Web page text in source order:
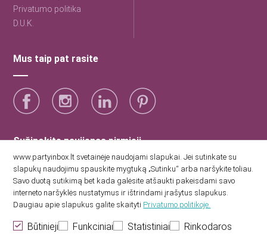
Privatumo politika
D.U.K.
Mus taip pat rasite
Sužinokite naujienas pirmieji
Sutinku su Party Inbox privatumo politika.
www.partyinbox.lt svetainėje naudojami slapukai. Jei sutinkate su
slapukų naudojimu spauskite mygtuką „Sutinku“ arba naršykite toliau.
Savo duotą sutikimą bet kada galėsite atšaukti pakeisdami savo
interneto naršyklės nustatymus ir ištrindami įrašytus slapukus.
Daugiau apie slapukus galite skaityti Privatumo politikoje.
Būtinieji Funkciniai Statistiniai Rinkodaros